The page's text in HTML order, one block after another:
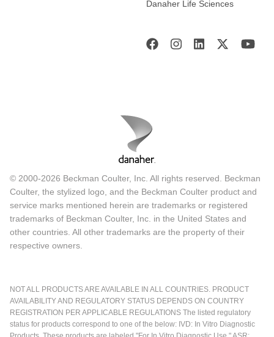
Danaher Life Sciences
© 2000-2026 Beckman Coulter, Inc. All rights reserved. Beckman
Coulter, the stylized logo, and the Beckman Coulter product and
service marks mentioned herein are trademarks or registered
trademarks of Beckman Coulter, Inc. in the United States and
other countries. All other trademarks are the property of their
respective owners.
NOT ALL PRODUCTS ARE AVAILABLE IN ALL COUNTRIES. PRODUCT
AVAILABILITY AND REGULATORY STATUS DEPENDS ON COUNTRY
REGISTRATION PER APPLICABLE REGULATIONS The listed regulatory
status for products correspond to one of the below: IVD: In Vitro Diagnostic